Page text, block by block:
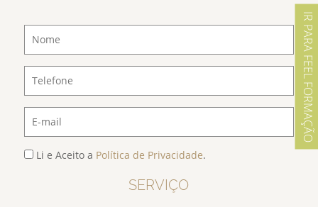
IR PARA FEEL FORMAÇÃO
Li e Aceito a Política de Privacidade.
SERVIÇO